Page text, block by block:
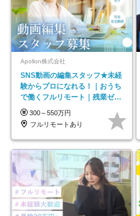
Apollon株式会社
SNS動画の編集スタッフ★未経
験からプロになれる！｜おうち
で働くフルリモート｜残業ゼロ
で18時退勤◎
300～550万円
フルリモートあり